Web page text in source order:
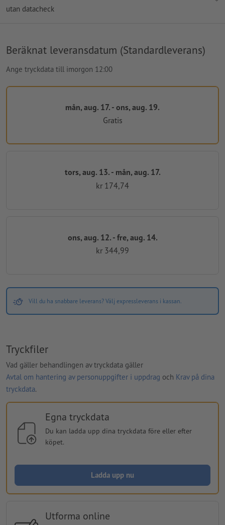
utan datacheck
Beräknat leveransdatum (Standardleverans)
Ange tryckdata till imorgon 12:00
mån, aug. 17. - ons, aug. 19.
Gratis
tors, aug. 13. - mån, aug. 17.
kr 174,74
ons, aug. 12. - fre, aug. 14.
kr 344,99
Vill du ha snabbare leverans? Välj expressleverans i kassan.
Tryckfiler
Vad gäller behandlingen av tryckdata gäller
Avtal om hantering av personuppgifter i uppdrag och Krav på dina
tryckdata.
Egna tryckdata
Du kan ladda upp dina tryckdata före eller efter
köpet.
Ladda upp nu
Utforma online